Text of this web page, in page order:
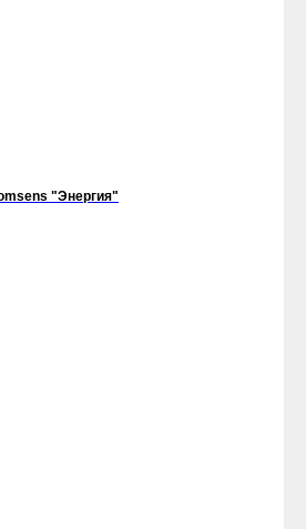
"Энергия"